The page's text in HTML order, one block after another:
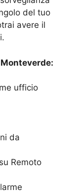
del tuo
avere il
Monteverde:
ufficio
da
Remoto